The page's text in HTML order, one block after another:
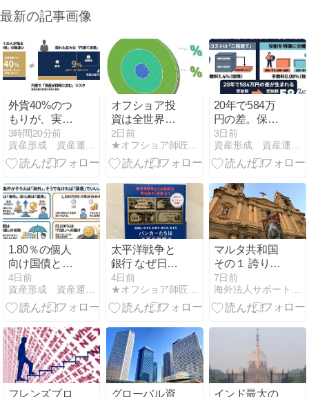
最新の記事画像
外貨40%のつ
もりが、実は
9%でした｜
【FPが解説】
外貨比率の分
いる人が9割
3時間20分前
資産形成 資産運用 アドバイザー AsuPlus 紹介ブログ
オフショア投
資は全世界で
販売中止とな
るケースと日
本人だけ契約
つのケースが
ある！購入で
きるうちに行
動を早めるべ
し！
2日前
★オフショア師匠★の資産運用調査分析ダイアリー
20年で584万
円の差。保険
で「殖やす」
のをやめた日
に、私が計算
3日前
資産形成 資産運用 アドバイザー AsuPlus 紹介ブログ
1.80％の個人
向け国債と海
外高金利定
期、7項目で
比べた結論
6000万円がFP
に相談】
4日前
資産形成 資産運用 アドバイザー AsuPlus 紹介ブログ
太平洋戦争と
銀行 なぜ日本
は「無謀な戦
争」ができた
のかを読んだ
ー！現代にも
通じる日本の
お金のやりく
りが感じられ
る一冊！
4日前
★オフショア師匠★の資産運用調査分析ダイアリー
マルタ共和国
その１ 誇り高
き地中海の宝
石
7日前
海外法人サポートセンター
フレンズプロ グローバル資 インド最大の